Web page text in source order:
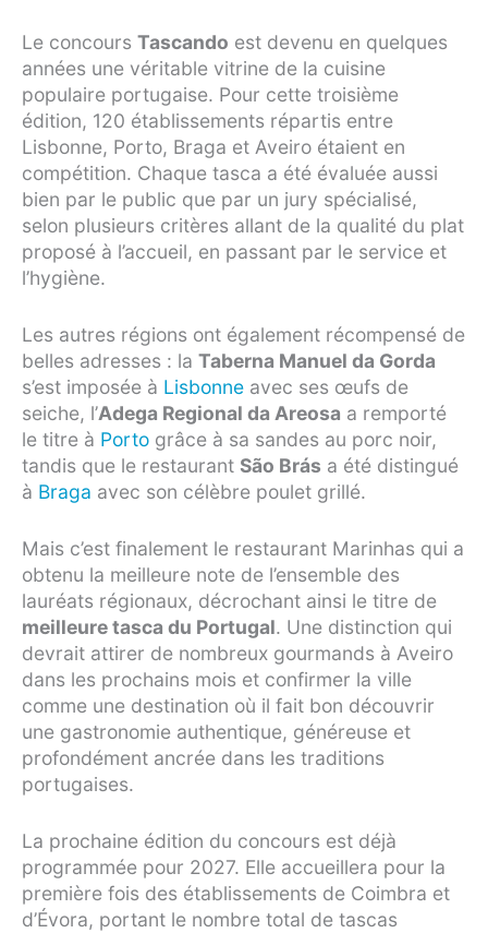
Le concours Tascando est devenu en quelques
années une véritable vitrine de la cuisine
populaire portugaise. Pour cette troisième
édition, 120 établissements répartis entre
Lisbonne, Porto, Braga et Aveiro étaient en
compétition. Chaque tasca a été évaluée aussi
bien par le public que par un jury spécialisé,
selon plusieurs critères allant de la qualité du plat
proposé à l’accueil, en passant par le service et
l’hygiène.
Les autres régions ont également récompensé de
belles adresses : la Taberna Manuel da Gorda
s’est imposée à Lisbonne avec ses œufs de
seiche, l’Adega Regional da Areosa a remporté
le titre à Porto grâce à sa sandes au porc noir,
tandis que le restaurant São Brás a été distingué
à Braga avec son célèbre poulet grillé.
Mais c’est finalement le restaurant Marinhas qui a
obtenu la meilleure note de l’ensemble des
lauréats régionaux, décrochant ainsi le titre de
meilleure tasca du Portugal. Une distinction qui
devrait attirer de nombreux gourmands à Aveiro
dans les prochains mois et confirmer la ville
comme une destination où il fait bon découvrir
une gastronomie authentique, généreuse et
profondément ancrée dans les traditions
portugaises.
La prochaine édition du concours est déjà
programmée pour 2027. Elle accueillera pour la
première fois des établissements de Coimbra et
d’Évora, portant le nombre total de tascas